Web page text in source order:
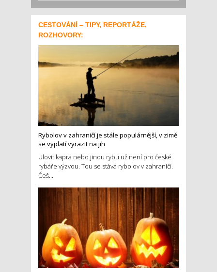
CESTOVÁNÍ – TIPY, REPORTÁŽE,
ROZHOVORY:
Rybolov v zahraničí je stále populárnější, v zimě
se vyplatí vyrazit na jih
Ulovit kapra nebo jinou rybu už není pro české
rybáře výzvou. Tou se stává rybolov v zahraničí.
Češ...